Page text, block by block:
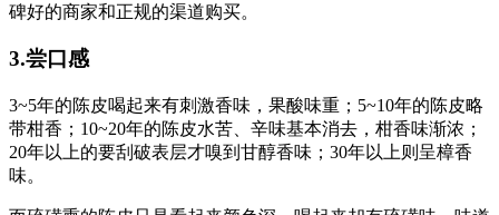
碑好的商家和正规的渠道购买。
3.尝口感
3~5年的陈皮喝起来有刺激香味，果酸味重；5~10年的陈皮略
带柑香；10~20年的陈皮水苦、辛味基本消去，柑香味渐浓；
20年以上的要刮破表层才嗅到甘醇香味；30年以上则呈樟香
味。